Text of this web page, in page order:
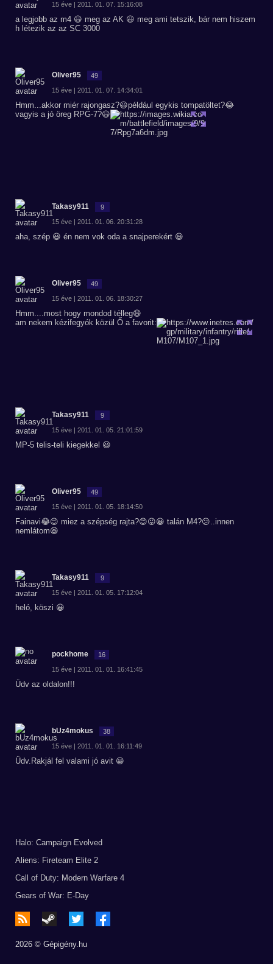
15 éve | 2011. 01. 07. 15:16:08
a legjobb az m4 😃 meg az AK 😃 meg ami tetszik, bár nem hiszem
h létezik az az SC 3000
Oliver95 49
15 éve | 2011. 01. 07. 14:34:01
Hmm...akkor miér rajongasz?😃például egykis tompatöltet?😂
vagyis a jó öreg RPG-7?😃
Takasy911 9
15 éve | 2011. 01. 06. 20:31:28
aha, szép 😃 én nem vok oda a snajperekért 😃
Oliver95 49
15 éve | 2011. 01. 06. 18:30:27
Hmm....most hogy mondod télleg😆
am nekem kézifegyók közül Ő a favorit:
Takasy911 9
15 éve | 2011. 01. 05. 21:01:59
MP-5 telis-teli kiegekkel 😃
Oliver95 49
15 éve | 2011. 01. 05. 18:14:50
Fainavi😂😉 miez a szépség rajta?😊😜😀 talán M4?😕..innen
nemlátom😆
Takasy911 9
15 éve | 2011. 01. 05. 17:12:04
heló, köszi 😀
pockhome 16
15 éve | 2011. 01. 01. 16:41:45
Üdv az oldalon!!!
bUz4mokus 38
15 éve | 2011. 01. 01. 16:11:49
Üdv.Rakjál fel valami jó avit 😀
Halo: Campaign Evolved
Aliens: Fireteam Elite 2
Call of Duty: Modern Warfare 4
Gears of War: E-Day
2026 © Gépigény.hu